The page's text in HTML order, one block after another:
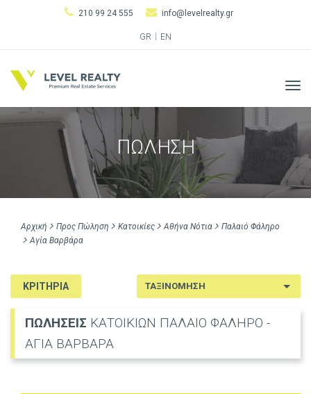
210 99 24 555 info@levelrealty.gr
GR EN
ΠΩΛΗΣΗ
Αρχική Προς Πώληση Κατοικίες Αθήνα Νότια
Παλαιό Φάληρο
Αγία Βαρβάρα
ΚΡΙΤΗΡΙΑ
ΠΩΛΗΣΕΙΣ ΚΑΤΟΙΚΙΩΝ ΠΑΛΑΙΟ ΦΑΛΗΡΟ -
ΑΓΙΑ ΒΑΡΒΑΡΑ